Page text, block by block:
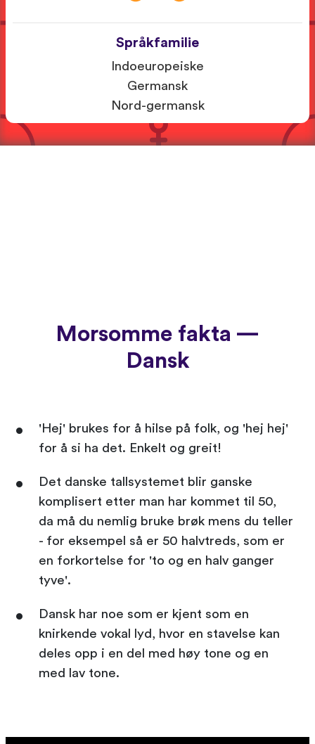
Språkfamilie
Indoeuropeiske
Germansk
Nord-germansk
Morsomme fakta —
Dansk
'Hej' brukes for å hilse på folk, og 'hej hej'
for å si ha det. Enkelt og greit!
Det danske tallsystemet blir ganske
komplisert etter man har kommet til 50,
da må du nemlig bruke brøk mens du teller
- for eksempel så er 50 halvtreds, som er
en forkortelse for 'to og en halv ganger
tyve'.
Dansk har noe som er kjent som en
knirkende vokal lyd, hvor en stavelse kan
deles opp i en del med høy tone og en
med lav tone.